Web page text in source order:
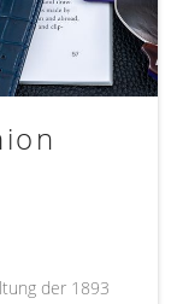
der 1893